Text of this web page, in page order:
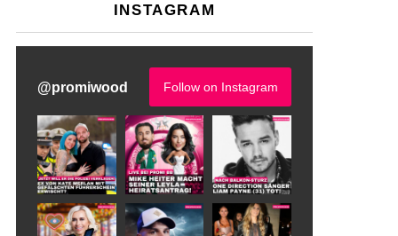
INSTAGRAM
@promiwood Follow on Instagram